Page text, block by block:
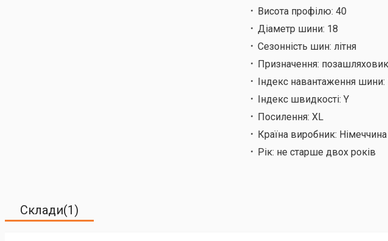
Висота профілю: 40
Діаметр шини: 18
Сезонність шин: літня
Призначення: позашляховик
Індекс навантаження шини:
Індекс швидкості: Y
Посилення: XL
Країна виробник: Німеччина
Рік: не старше двох років
Склади(1)